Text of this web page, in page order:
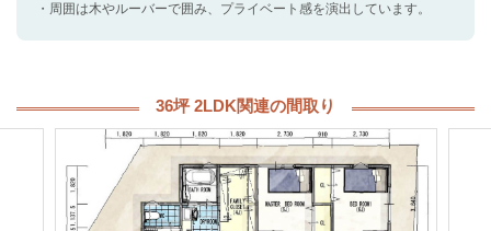
・周囲は木やルーバーで囲み、プライベート感を演出しています。
36坪 2LDK関連の間取り